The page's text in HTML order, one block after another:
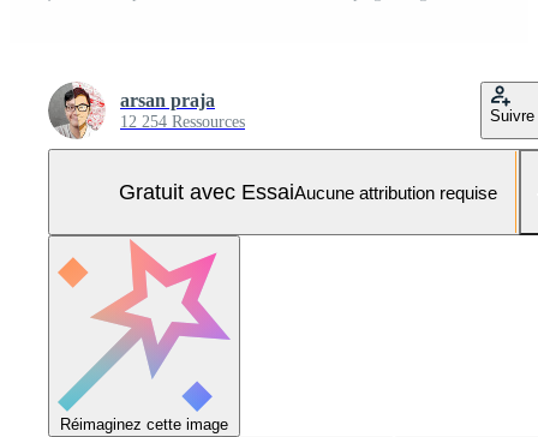
arsan praja
12 254 Ressources Suivre
Gratuit avec EssaiAucune attribution requise
Réimaginez cette image